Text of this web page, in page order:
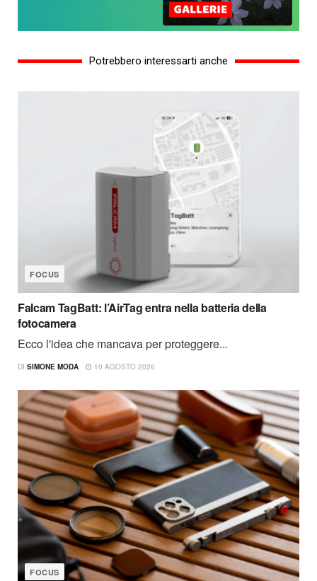
Potrebbero interessarti anche
FOCUS
Falcam TagBatt: l’AirTag entra nella batteria della
fotocamera
Ecco l'idea che mancava per proteggere...
DI SIMONE MODA 10 AGOSTO 2026
FOCUS